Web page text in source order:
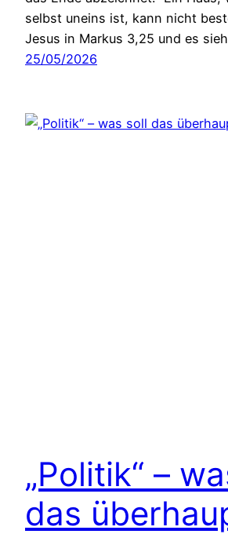
selbst uneins ist, kann nicht
Jesus in Markus 3,25 und es
25/05/2026
„Politik“ –
das